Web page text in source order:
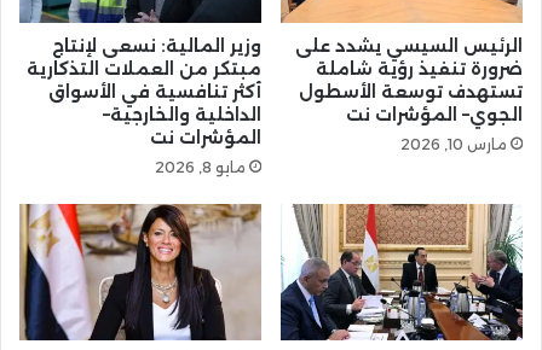
الرئيس السيسي يشدد على
ضرورة تنفيذ رؤية شاملة
تستهدف توسعة الأسطول
الجوي– المؤشرات نت
مارس 10, 2026
وزير المالية: نسعى لإنتاج
مبتكر من العملات التذكارية
أكثر تنافسية في الأسواق
الداخلية والخارجية–
المؤشرات نت
مايو 8, 2026